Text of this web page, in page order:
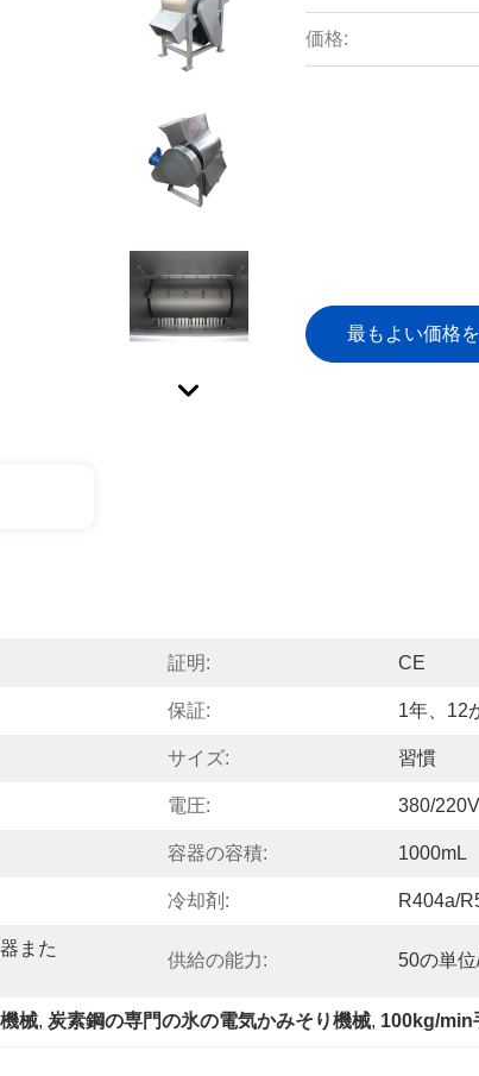
価格:
最もよい価格
証明: CE
保証: 1年、12
サイズ: 習慣
電圧: 380/220V
容器の容積: 1000mL
冷却剤: R404a/
また
供給の能力: 50の単位
械, 炭素鋼の専門の氷の電気かみそり機械, 100kg/min